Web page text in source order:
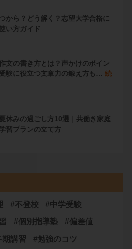
から？どう解く？志望大学合格に
い方ガイド
文の書き方とは？声かけのポイン
受験に役立つ文章力の鍛え方も… 続
休みの過ごし方10選｜共働き家庭
習プランの立て方
#不登校 #中学受験
#個別指導塾 #偏差値
期講習 #勉強のコツ